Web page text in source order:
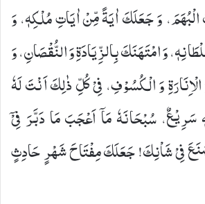
وَ جَعَلَكَ اٰیَةً مِّنْ اٰیَاتِ مُلْكِهٖ، وَ
وَ امْتَهَنَكَ بِالزِّیَادَةِ وَ النُّقْصَانِ، وَ
الْاِنَارَةِ وَ الْكُسُوْفِ، فِیْ كُلِّ ذٰلِكَ اَنْتَ لَهٗ
سَرِیْعٌ، سُبْحَانَهٗ مَاۤ اَعْجَبَ مَا دَبَّرَ فِیْۤ
فِیْ شَاْنِكَ! جَعَلَكَ مِفْتَاحَ شَهْرٍ حَادِثٍ